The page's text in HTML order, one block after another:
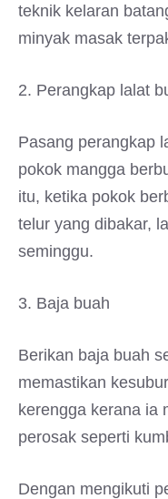
teknik kelaran
minyak masak
2. Perangkap lalat
Pasang perangkap
pokok mangga
itu, ketika pokok
telur yang dibakar,
seminggu.
3. Baja buah
Berikan baja buah
memastikan
kerengga kerana ia
perosak seperti
Dengan mengikuti